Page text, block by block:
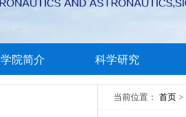
学院简介 科学研究
当前位置： 首页 >